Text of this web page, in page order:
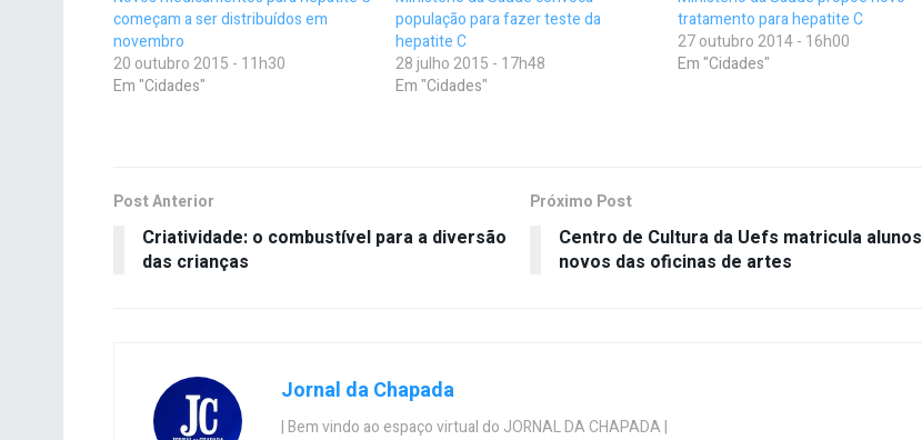
começam a ser distribuídos em
novembro
20 outubro 2015 - 11h30
Em "Cidades"
população para fazer teste da
hepatite C
28 julho 2015 - 17h48
Em "Cidades"
tratamento para hepatite C
27 outubro 2014 - 16h00
Em "Cidades"
Post Anterior
Criatividade: o combustível para a diversão
das crianças
Próximo Post
Centro de Cultura da Uefs matricula alunos
novos das oficinas de artes
Jornal da Chapada
| Bem vindo ao espaço virtual do JORNAL DA CHAPADA |